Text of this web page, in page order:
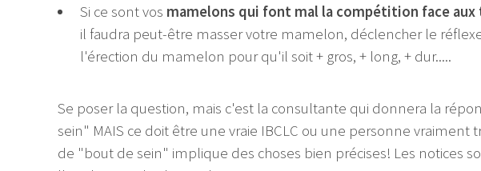
Si ce sont vos mamelons qui font mal la compétition face
il faudra peut-être masser votre mamelon, déclencher le
l'érection du mamelon pour qu'il soit + gros, + long, + dur.....
Se poser la question, mais c'est la consultante qui donnera la
sein" MAIS ce doit être une vraie IBCLC ou une personne vraiment
de "bout de sein" implique des choses bien précises! Les notices